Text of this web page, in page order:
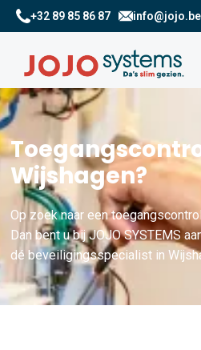
+32 89 85 86 87 info@jojo.be
Wijshagen?
Op zoek naar een
Dan bent u bij JOJO SYSTEMS
dé beveiligingsspecialist in